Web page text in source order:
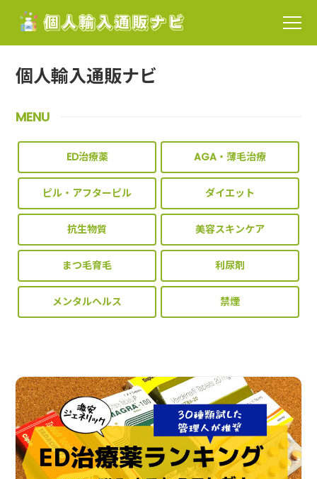
個人輸入通販ナビ
MENU
ED治療薬 AGA・薄毛治療
ピル・アフターピル ダイエット
抗生物質 美容スキンケア
まつ毛育毛 利尿剤
メンタルヘルス 禁煙